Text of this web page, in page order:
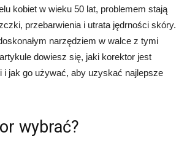
kobiet w wieku 50 lat, problemem stają
przebarwienia i utrata jędrności skóry.
narzędziem w walce z tymi
dowiesz się, jaki korektor jest
i jak go używać, aby uzyskać najlepsze
wybrać?